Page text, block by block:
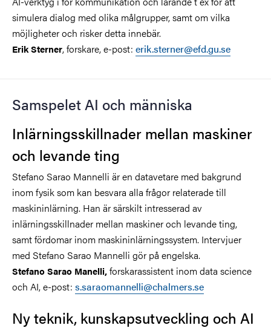
simulera dialog med olika målgrupper, samt om vilka
möjligheter och risker detta innebär.
Erik Sterner, forskare, e-post: erik.sterner@efd.gu.se
Samspelet AI och människa
Inlärningsskillnader mellan maskiner
och levande ting
Stefano Sarao Mannelli är en datavetare med bakgrund
inom fysik som kan besvara alla frågor relaterade till
maskininlärning. Han är särskilt intresserad av
inlärningsskillnader mellan maskiner och levande ting,
samt fördomar inom maskininlärningssystem. Intervjuer
med Stefano Sarao Mannelli gör på engelska.
Stefano Sarao Manelli,forskarassistent inom data science
och AI, e-post: s.saraomannelli@chalmers.se
Ny teknik, kunskapsutveckling och AI